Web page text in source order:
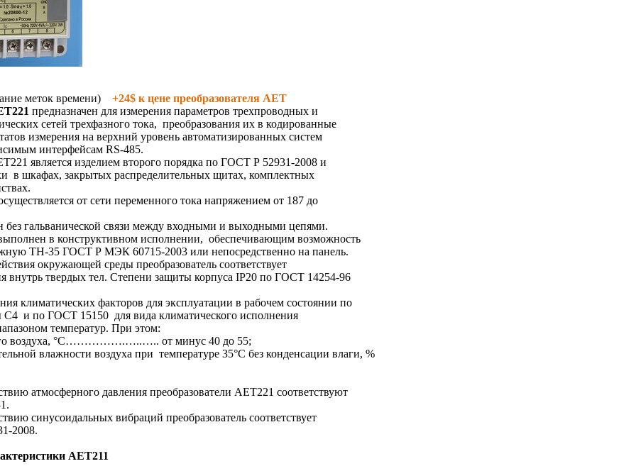
меток времени)
+24$ к цене преобразователя АЕТ
предназначен для измерения параметров трехпроводных и
сетей трехфазного тока, преобразования их в кодированные
измерения на верхний уровень автоматизированных систем
интерфейсам RS-485.
является изделием второго порядка по ГОСТ Р 52931-2008 и
в шкафах, закрытых распределительных щитах, комплектных
от сети переменного тока напряжением от 187 до
без гальванической связи между входными и выходными цепями.
в конструктивном исполнении, обеспечивающим возможность
ТН-35 ГОСТ Р МЭК 60715-2003 или непосредственно на панель.
окружающей среды преобразователь соответствует
внутрь твердых тел. Степени защиты корпуса IP20 по ГОСТ 14254-96
климатических факторов для эксплуатации в рабочем состояниипо
С4 и по ГОСТ 15150 для вида климатического исполнения
температур. При этом:
воздуха, °С…………….…..….. от минус 40 до 55;
влажности воздуха при температуре 35°С без конденсации влаги, %
атмосферного давления преобразователи AET221 соответствуют
синусоидальных вибраций преобразователь соответствует
2008.
AET211